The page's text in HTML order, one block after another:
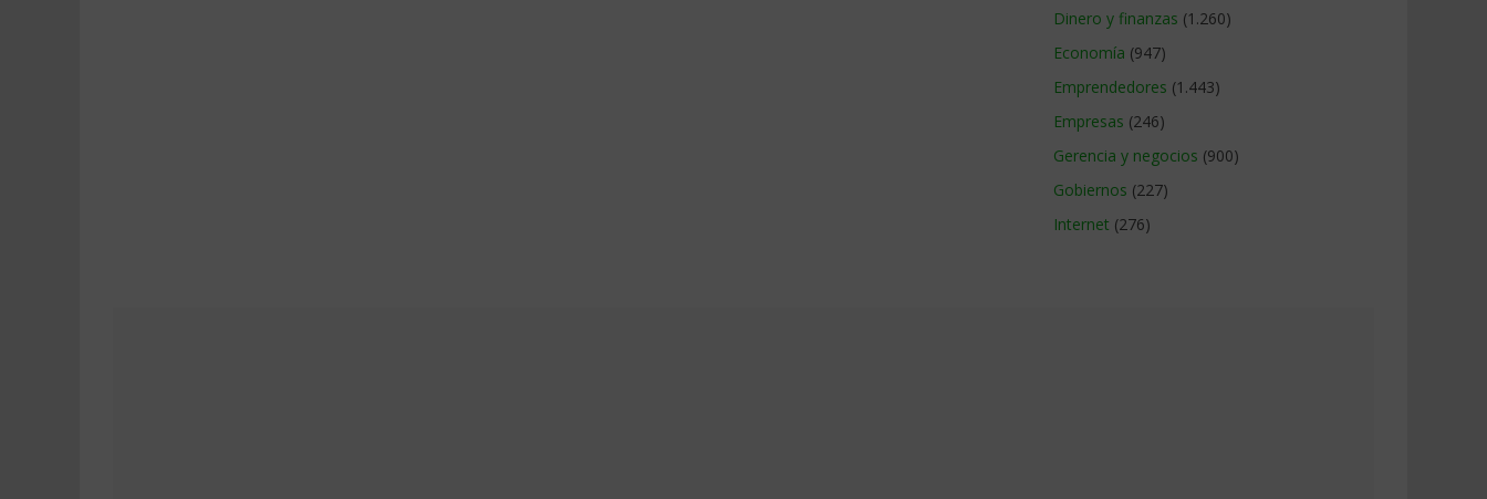
Dinero y finanzas (1.260)
Economía (947)
Emprendedores (1.443)
Empresas (246)
Gerencia y negocios (900)
Gobiernos (227)
Internet (276)